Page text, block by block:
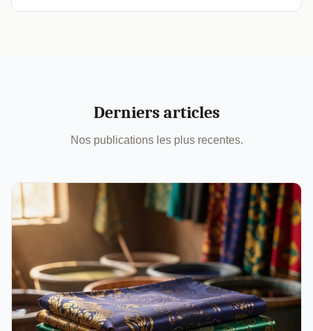
Derniers articles
Nos publications les plus recentes.